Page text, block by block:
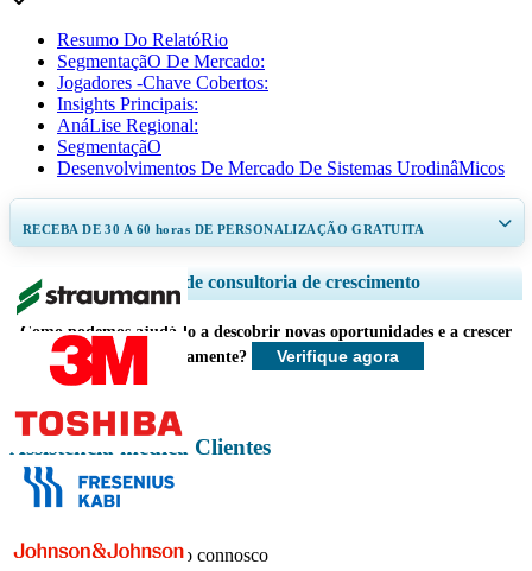
Resumo Do RelatóRio
SegmentaçãO De Mercado:
Jogadores -Chave Cobertos:
Insights Principais:
AnáLise Regional:
SegmentaçãO
Desenvolvimentos De Mercado De Sistemas UrodinâMicos
RECEBA DE 30 A 60 horas DE PERSONALIZAÇÃO GRATUITA
Ampliar a cobertura regional e por país, Análise de segmentos, Perfis de
empresas, Benchmarking competitivo, e insights sobre o usuário final.
Personalizar agora
Serviços de consultoria de crescimento
Como podemos ajudá-lo a descobrir novas oportunidades e a crescer
mais rapidamente?
Verifique agora
Assistência médica Clientes
Entre em contacto connosco